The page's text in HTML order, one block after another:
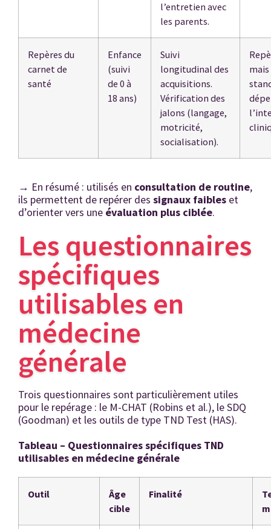
l’entretien avec
les parents.
Repères du
carnet de
santé
Enfance
(suivi
de 0 à
18 ans)
Suivi
longitudinal des
acquisitions.
Vérification des
jalons (langage,
motricité,
socialisation).
→ En résumé : utilisés en consultation de routine,
ils permettent de repérer des signaux faibles et
d’orienter vers une évaluation plus ciblée.
Les questionnaires
spécifiques
utilisables en
médecine
générale
Trois questionnaires sont particulièrement utiles
pour le repérage : le M-CHAT (Robins et al.), le SDQ
(Goodman) et les outils de type TND Test (HAS).
Tableau – Questionnaires spécifiques TND
utilisables en médecine générale
Outil
Âge
cible
Finalité